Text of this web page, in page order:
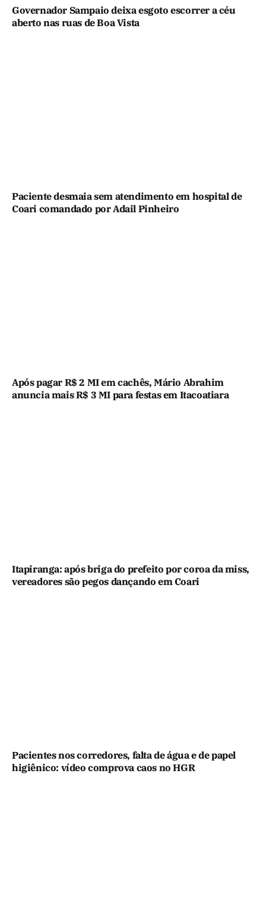
Governador Sampaio deixa esgoto escorrer a céu
aberto nas ruas de Boa Vista
Paciente desmaia sem atendimento em hospital de
Coari comandado por Adail Pinheiro
Após pagar R$ 2 MI em cachês, Mário Abrahim
anuncia mais R$ 3 MI para festas em Itacoatiara
Itapiranga: após briga do prefeito por coroa da miss,
vereadores são pegos dançando em Coari
Pacientes nos corredores, falta de água e de papel
higiênico: vídeo comprova caos no HGR